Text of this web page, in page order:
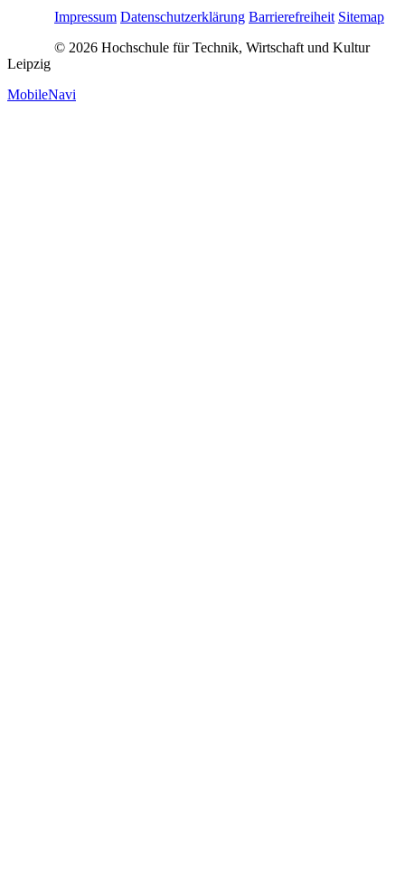
Impressum Datenschutzerklärung Barrierefreiheit Sitemap
© 2026 Hochschule für Technik, Wirtschaft und Kultur
Leipzig
MobileNavi